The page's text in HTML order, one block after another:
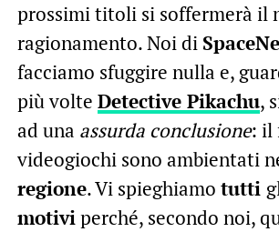
prossimi titoli si soffermerà il
ragionamento. Noi di
facciamo sfuggire nulla e,
più volte Detective Pikachu,
ad una assurda conclusione: il
videogiochi sono ambientati
regione. Vi spieghiamo tutti
motiviperché, secondo noi,